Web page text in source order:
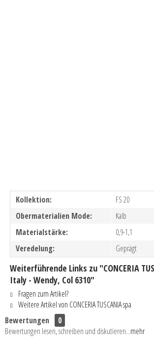
Kollektion:
FS 20
Obermaterialien Mode:
Kalb
Materialstärke:
0,9-1,1
Veredelung:
Geprägt
Weiterführende Links zu "CONCERIA
Italy - Wendy, Col 6310"
Fragen zum Artikel?
Weitere Artikel von CONCERIA TUSCANIA spa
Bewertungen
0
Bewertungen lesen, schreiben und diskutieren...mehr